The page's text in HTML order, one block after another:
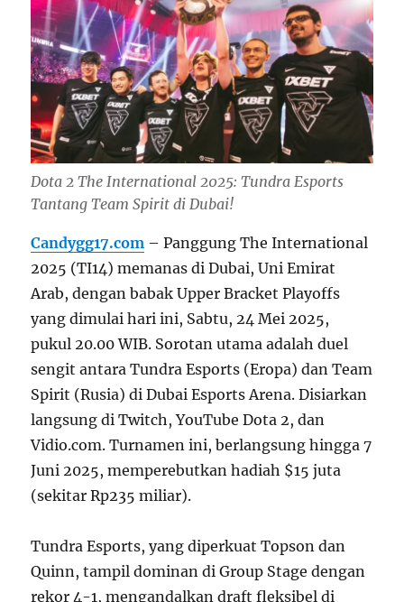
Dota 2 The International 2025: Tundra Esports
Tantang Team Spirit di Dubai!
Candygg17.com – Panggung The International
2025 (TI14) memanas di Dubai, Uni Emirat
Arab, dengan babak Upper Bracket Playoffs
yang dimulai hari ini, Sabtu, 24 Mei 2025,
pukul 20.00 WIB. Sorotan utama adalah duel
sengit antara Tundra Esports (Eropa) dan Team
Spirit (Rusia) di Dubai Esports Arena. Disiarkan
langsung di Twitch, YouTube Dota 2, dan
Vidio.com. Turnamen ini, berlangsung hingga 7
Juni 2025, memperebutkan hadiah $15 juta
(sekitar Rp235 miliar).
Tundra Esports, yang diperkuat Topson dan
Quinn, tampil dominan di Group Stage dengan
rekor 4-1, mengandalkan draft fleksibel di